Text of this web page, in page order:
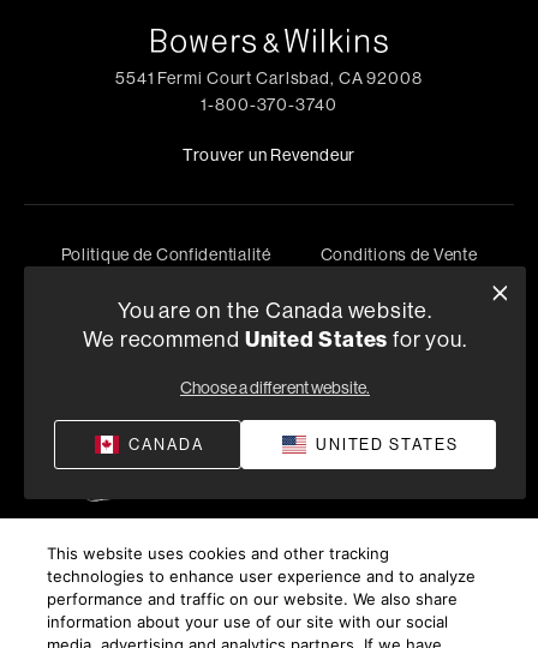
5541 Fermi Court Carlsbad, CA 92008
1-800-370-3740
Trouver un Revendeur
Politique de Confidentialité
Conditions de Vente
rights reserved.
You are on the Canada website.
We recommend United States for you.
Choose a different website.
CANADA UNITED STATES
This website uses cookies and other tracking
technologies to enhance user experience and to analyze
performance and traffic on our website. We also share
information about your use of our site with our social